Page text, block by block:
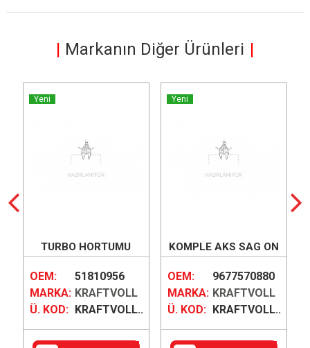
Markanın Diğer Ürünleri
Yeni
TURBO HORTUMU
OEM:
51810956
MARKA: KRAFTVOLL
Ü. KOD:
KRAFTVOLL...
Yeni
KOMPLE AKS SAG ON
OEM:
9677570880
MARKA: KRAFTVOLL
Ü. KOD:
KRAFTVOLL...